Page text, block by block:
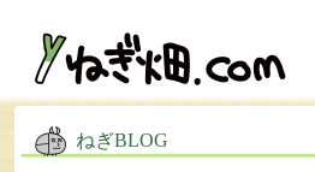
ねぎBLOG